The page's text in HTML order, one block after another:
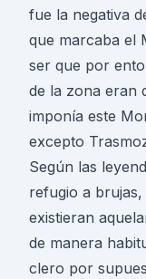
fue la negativa
que marcaba el
ser que por
de la zona eran
imponía este
excepto
Según las
refugio a
existieran
de manera
clero por